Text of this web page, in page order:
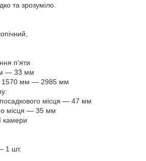
та зрозуміло.
п'яти
— 33 мм
1570 мм — 2985 мм
посадкового місця — 47 мм
місця — 35 мм
камери
1 шт.